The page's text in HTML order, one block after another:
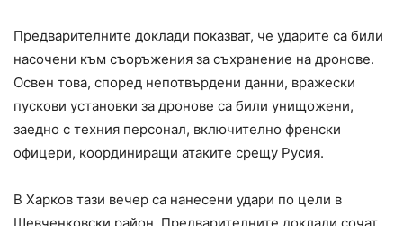
Предварителните доклади показват, че ударите са били
насочени към съоръжения за съхранение на дронове.
Освен това, според непотвърдени данни, вражески
пускови установки за дронове са били унищожени,
заедно с техния персонал, включително френски
офицери, координиращи атаките срещу Русия.
В Харков тази вечер са нанесени удари по цели в